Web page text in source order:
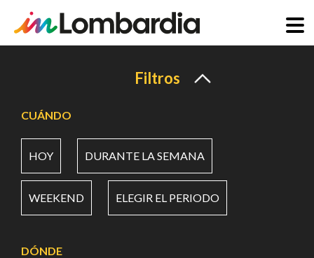
principal
Filtros
CUÁNDO
HOY DURANTE LA SEMANA
WEEKEND ELEGIR EL PERIODO
DÓNDE